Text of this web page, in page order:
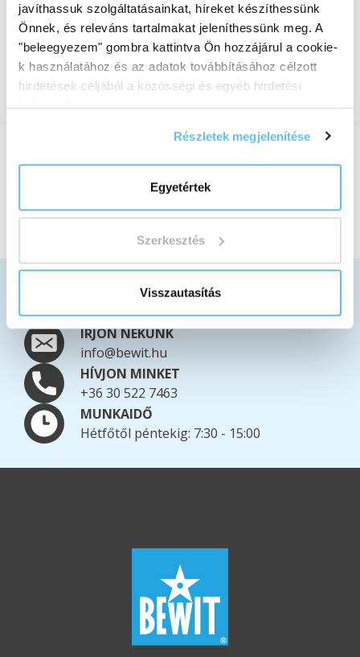
javíthassuk szolgáltatásainkat, híreket készíthessünk
Önnek, és releváns tartalmakat jeleníthessünk meg. A
"beleegyezem" gombra kattintva Ön hozzájárul a cookie-
k használatához és az adatok továbbításához célzott
hirdetések céljából a közösségi és egyéb hirdetési
Részletek megjelenítése
Egyetértek
Szerkesztés
Visszautasítás
Magpréselvények
Készleten
1 021 Ft-tól
Megnézem
Megjelenítve 1 kizárólag 4 a 4 tételekből.
AZ EGÉSZ VILÁGRA SZÁLLÍTUNK
További információk a szállításról
ÍRJON NEKÜNK
info@bewit.hu
HÍVJON MINKET
+36 30 522 7463
MUNKAIDŐ
Hétfőtől péntekig: 7:30 - 15:00